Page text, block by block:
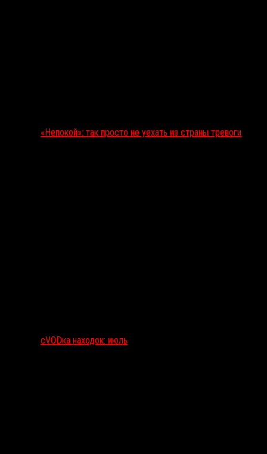
«Непокой»: так просто не уехать из страны тревоги
сVODка находок: июль